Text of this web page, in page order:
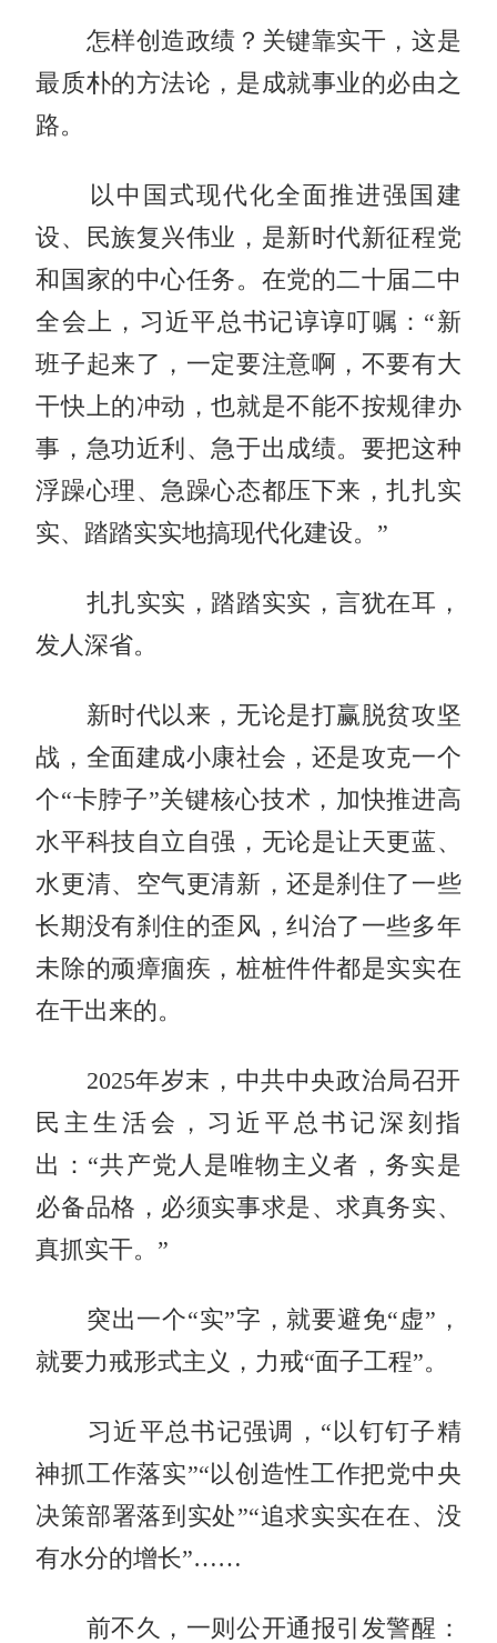
怎样创造政绩？关键靠实干，这是
最质朴的方法论，是成就事业的必由之
路。
以中国式现代化全面推进强国建
设、民族复兴伟业，是新时代新征程党
和国家的中心任务。在党的二十届二中
全会上，习近平总书记谆谆叮嘱：“新
班子起来了，一定要注意啊，不要有大
干快上的冲动，也就是不能不按规律办
事，急功近利、急于出成绩。要把这种
浮躁心理、急躁心态都压下来，扎扎实
实、踏踏实实地搞现代化建设。”
扎扎实实，踏踏实实，言犹在耳，
发人深省。
新时代以来，无论是打赢脱贫攻坚
战，全面建成小康社会，还是攻克一个
个“卡脖子”关键核心技术，加快推进高
水平科技自立自强，无论是让天更蓝、
水更清、空气更清新，还是刹住了一些
长期没有刹住的歪风，纠治了一些多年
未除的顽瘴痼疾，桩桩件件都是实实在
在干出来的。
2025年岁末，中共中央政治局召开
民主生活会，习近平总书记深刻指
出：“共产党人是唯物主义者，务实是
必备品格，必须实事求是、求真务实、
真抓实干。”
突出一个“实”字，就要避免“虚”，
就要力戒形式主义，力戒“面子工程”。
习近平总书记强调，“以钉钉子精
神抓工作落实”“以创造性工作把党中央
决策部署落到实处”“追求实实在在、没
有水分的增长”……
前不久，一则公开通报引发警醒：